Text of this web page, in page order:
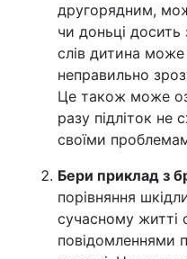
Лонгріди
Відео з Youtube
Інтерв'ю
Контакти
Послуги
другорядним,
чи доньці
слів дитина може
неправильно
Це також може
разу підліток не
своїми
Бери приклад з
порівняння
сучасному житті
повідомленнями